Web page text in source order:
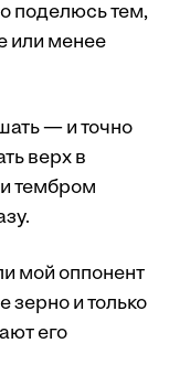
поделюсь тем,
или менее
— и точно
верх в
тембром
мой оппонент
зерно и только
его